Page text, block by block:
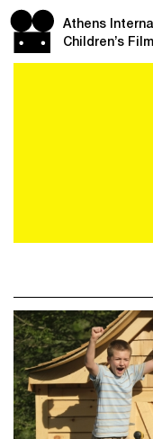
Athens
Children’s